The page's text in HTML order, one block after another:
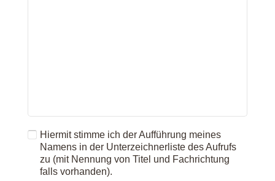
Hiermit stimme ich der Aufführung meines
Namens in der Unterzeichnerliste des Aufrufs
zu (mit Nennung von Titel und Fachrichtung
falls vorhanden).